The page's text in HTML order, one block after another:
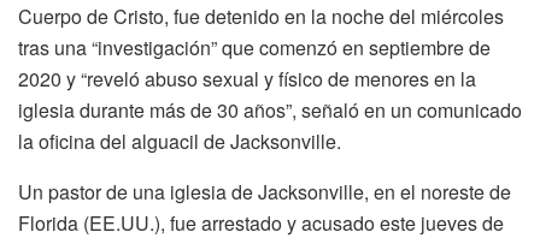
Cuerpo de Cristo, fue detenido en la noche del miércoles
tras una “investigación” que comenzó en septiembre de
2020 y “revelóabuso sexual y físico de menores en la
iglesia durante más de 30 años”, señaló en un comunicado
la oficina del alguacil de Jacksonville.
Un pastor de una iglesia de Jacksonville, en el noreste de
Florida (EE.UU.), fue arrestado y acusado este jueves de